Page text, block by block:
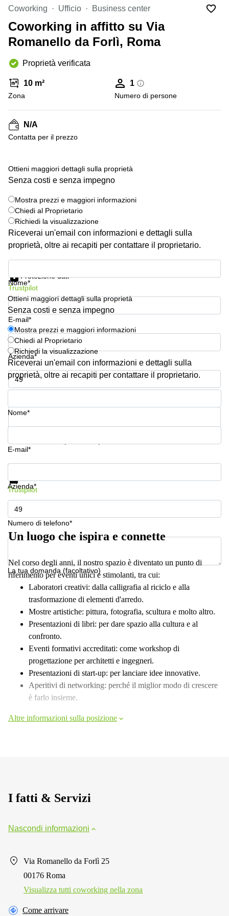
Brescia
Pescara
Verona
Catania
Bologna
Bergamo
Como
Napoli
affitto a
Coworking
Lombardy
Business
Toscana
Business
center
Milano
Business
Coworking
Campania
Coworking
Cagliari
Coworking
Pescara
Coworking
Brescia
Affitto
Business
Centers
a
Treviso
Affitto
Business
Centers
a Napoli
Uffici
in
a
Milano
Meeting
Coworking
in affitto su
Via Cipro,
Brescia
Affitto
Ufficio
a Vicenza
Affitto
Business
a Como
Coworking Ufficio Business center
Coworking in affitto su Via
Romanello da Forlì, Roma
Proprietà verificata
10 m²
Zona
1
Numero di persone
N/A
Сontatta per il prezzo
Ottieni maggiori dettagli sulla proprietà
Senza costi e senza impegno
Mostra prezzi e maggiori informazioni
Chiedi al Proprietario
Richiedi la visualizzazione
Riceverai un'email con informazioni e dettagli sulla
proprietà, oltre ai recapiti per contattare il proprietario.
Nome*
E-mail*
Azienda*
Numero di telefono*
Protezione dati
Trustpilot
Ottieni maggiori dettagli sulla proprietà
Senza costi e senza impegno
Mostra prezzi e maggiori informazioni
Chiedi al Proprietario
Richiedi la visualizzazione
Riceverai un'email con informazioni e dettagli sulla
proprietà, oltre ai recapiti per contattare il proprietario.
Nome*
E-mail*
Azienda*
Numero di telefono*
La tua domanda (facoltativo)
Mostra prezzi e maggiori informazioni
Trustpilot
Un luogo che ispira e connette
Nel corso degli anni, il nostro spazio è diventato un punto di
riferimento per eventi unici e stimolanti, tra cui:
Laboratori creativi: dalla calligrafia al riciclo e alla
trasformazione di elementi d'arredo.
Mostre artistiche: pittura, fotografia, scultura e molto altro.
Presentazioni di libri: per dare spazio alla cultura e al
confronto.
Eventi formativi accreditati: come workshop di
progettazione per architetti e ingegneri.
Presentazioni di start-up: per lanciare idee innovative.
Aperitivi di networking: perché il miglior modo di crescere
è farlo insieme.
Altre informazioni sulla posizione
I fatti & Servizi
Nascondi informazioni
Via Romanello da Forlì 25
00176 Roma
Visualizza tutti сoworking nella zona
Come arrivare